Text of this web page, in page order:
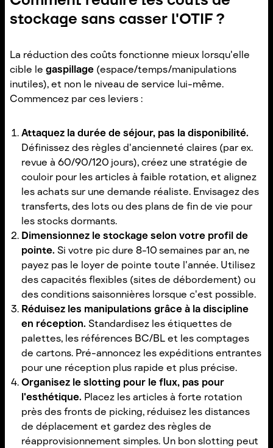
stockage sans casser l'OTIF ?
La réduction des coûts fonctionne mieux lorsqu'elle
cible le gaspillage (espace/temps/manipulations
inutiles), et non le niveau de service lui-même.
Commencez par ces leviers :
Attaquez la durée de séjour, pas la disponibilité.
Définissez des règles d'ancienneté claires (par ex.
revue à 60/90/120 jours), créez une stratégie de
couloir pour les articles à faible rotation, et alignez
les achats sur une demande réaliste. Envisagez des
transferts, des lots ou des plans de fin de vie pour
les stocks dormants.
Dimensionnez le stockage selon votre profil de
pointe. Si votre pic dure 8-10 semaines par an, ne
payez pas le loyer de pointe toute l'année. Utilisez
des capacités flexibles (sites de débordement) ou
des conditions saisonnières lorsque c'est possible.
Réduisez les manipulations grâce à la discipline
en réception. Standardisez les étiquettes de
palettes, les références BC/BL et les comptages
de cartons. Pré-annoncez les expéditions entrantes
pour une réception plus rapide et plus précise.
Organisez le slotting pour le flux, pas pour
l'esthétique. Placez les articles à forte rotation
près des fronts de picking, réduisez les distances
de déplacement et gardez des règles de
réapprovisionnement simples. Un bon slotting peut